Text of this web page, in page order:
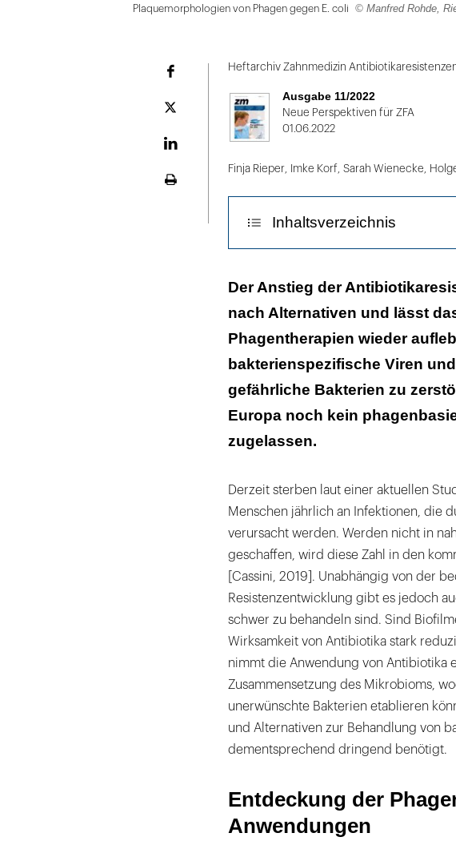
Plaquemorphologien von Phagen gegen E. coli
© Manfred Rohde,
Plattform
Heftarchiv Zahnmedizin
Ausgabe 11/2022
Neue Perspektiven für ZFA
01.06.2022
Finja Rieper, Imke Korf Sarah Wienecke
Inhaltsverzeichnis
Entdeckung der Phagen und
Was sind Phagen?
Wirkungsweise von Phagen
Phagen für den therapeutischen
Phagen und Antibiotika
Entwicklung der therapie in der
Fazit
Literaturliste
Der Anstieg der
nach Alternativen und lässt
Phagentherapien wieder
bakterienspezifische Viren
gefährliche Bakterien zu
Europa noch kein
zugelassen.
Derzeit sterben laut einer aktuellen
Menschen jährlich an Infektionen, die
verursacht werden. Werden nicht in
geschaffen, wird diese Zahl in den
[Cassini, 2019]. Unabhängig von der
Resistenzentwicklung gibt es jedoch
schwer zu behandeln sind. Sind
Wirksamkeit von Antibiotika stark
nimmt die Anwendung von Antibiotika
Zusammensetzung des Mikrobioms,
unerwünschte Bakterien etablieren
und Alternativen zur Behandlung von
dementsprechend dringend benötigt.
Entdeckung der
Anwendungen